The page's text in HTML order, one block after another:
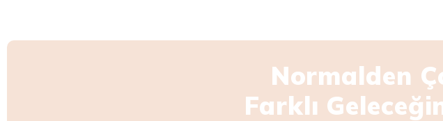
Normalden
Farklı